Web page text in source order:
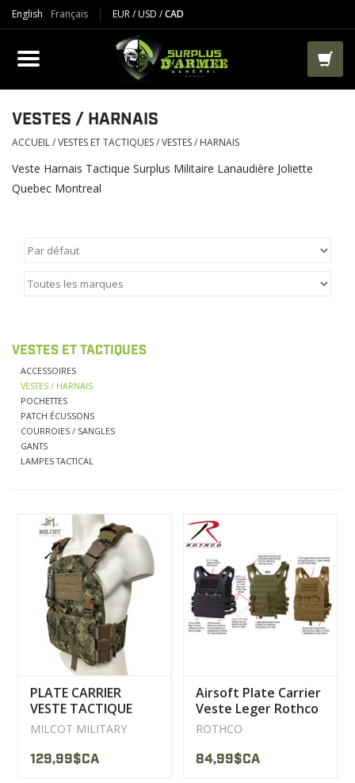
English Français EUR/USD /CAD
PRODUIT
VÊTEMENTS
BOTTES
VESTES ET TACTIQUES
PAINTBALL
SACS ET RANGEMENT
LIQUIDATION
MILITAIRE / USAGÉ
MILCOT MILITARY
MARQUES
VESTES / HARNAIS
ACCUEIL/VESTES ET TACTIQUES/VESTES / HARNAIS
Veste Harnais Tactique Surplus Militaire Lanaudière Joliette
Quebec Montreal
VESTES ET TACTIQUES
ACCESSOIRES
VESTES / HARNAIS
POCHETTES
PATCH ÉCUSSONS
COURROIES / SANGLES
GANTS
LAMPES TACTICAL
PLATE CARRIER
VESTE TACTIQUE
MAGNETIQUE
MILCOT MILITARY
129,99$CA
Airsoft Plate Carrier
Veste Leger Rothco
ROTHCO
84,99$CA